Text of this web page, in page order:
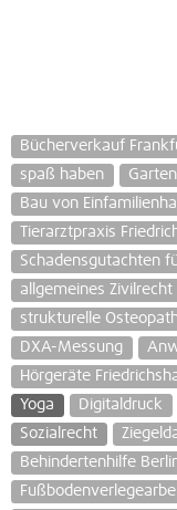
Bücherverkauf
spaß haben
Bau von
Tierarztpraxis
Schadensgutachten
allgemeines Zivilrecht
strukturelle
DXA-Messung
Hörgeräte
Yoga
Digitaldruck
Sozialrecht
Behindertenhilfe